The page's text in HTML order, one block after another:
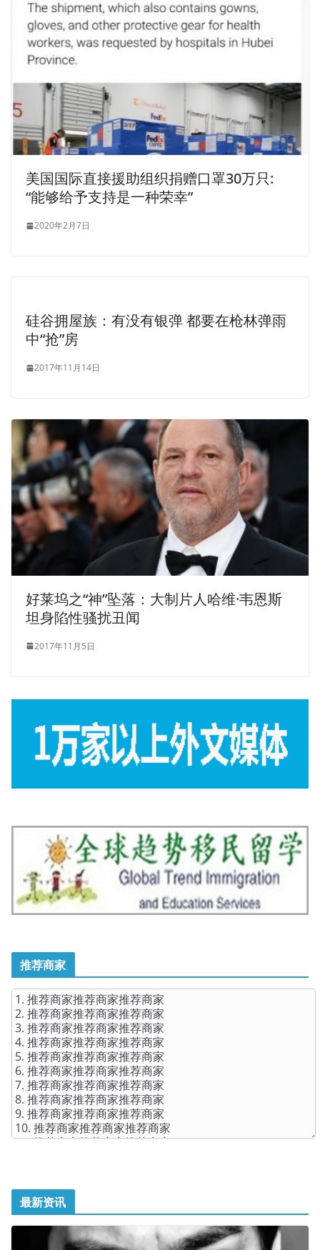
美国国际直接援助组织捐赠口罩30万只:
“能够给予支持是一种荣幸”
2020年2月7日
硅谷拥屋族：有没有银弹 都要在枪林弹雨
中“抢”房
2017年11月14日
好莱坞之“神”坠落：大制片人哈维·韦恩斯
坦身陷性骚扰丑闻
2017年11月5日
推荐商家
最新资讯